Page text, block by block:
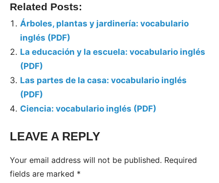
Related Posts:
Árboles, plantas y jardinería: vocabulario
inglés (PDF)
La educación y la escuela: vocabulario inglés
(PDF)
Las partes de la casa: vocabulario inglés
(PDF)
Ciencia: vocabulario inglés (PDF)
Tags:
inglés
LEAVE A REPLY
Your email address will not be published. Required
fields are marked *